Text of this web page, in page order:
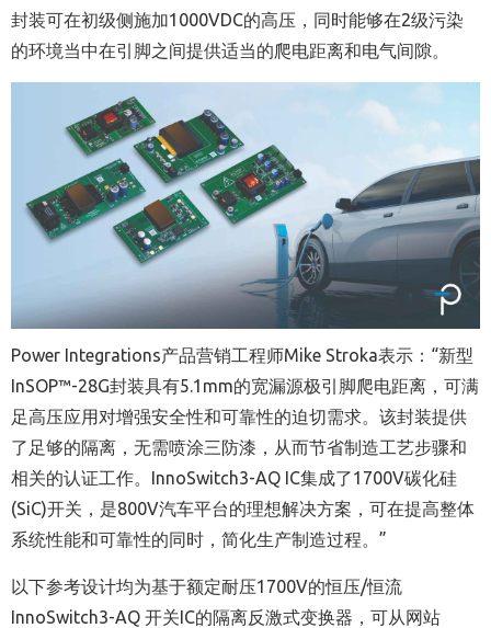
封装可在初级侧施加1000VDC的高压，同时能够在2级污染
的环境当中在引脚之间提供适当的爬电距离和电气间隙。
Power Integrations产品营销工程师Mike Stroka表示：“新型
InSOP™-28G封装具有5.1mm的宽漏源极引脚爬电距离，可满
足高压应用对增强安全性和可靠性的迫切需求。该封装提供
了足够的隔离，无需喷涂三防漆，从而节省制造工艺步骤和
相关的认证工作。 InnoSwitch3-AQ IC集成了1700V碳化硅
(SiC)开关，是800V汽车平台的理想解决方案，可在提高整体
系统性能和可靠性的同时，简化生产制造过程。”
以下参考设计均为基于额定耐压1700V的恒压/恒流
InnoSwitch3-AQ 开关IC的隔离反激式变换器，可从网站